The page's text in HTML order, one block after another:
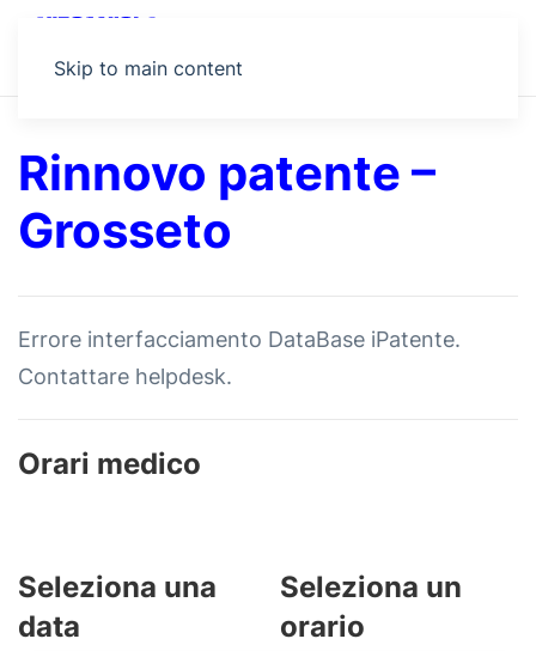
Skip to main content
Rinnovo patente –
Grosseto
Errore interfacciamento DataBase iPatente.
Contattare helpdesk.
Orari medico
Seleziona una
data
Seleziona un
orario